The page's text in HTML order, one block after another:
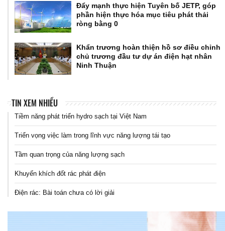
Đẩy mạnh thực hiện Tuyên bố JETP, góp
phần hiện thực hóa mục tiêu phát thải
ròng bằng 0
Khẩn trương hoàn thiện hồ sơ điều chỉnh
chủ trương đầu tư dự án điện hạt nhân
Ninh Thuận
TIN XEM NHIỀU
Tiềm năng phát triển hydro sạch tại Việt Nam
Triển vọng việc làm trong lĩnh vực năng lượng tái tạo
Tầm quan trọng của năng lượng sạch
Khuyến khích đốt rác phát điện
Điện rác: Bài toán chưa có lời giải